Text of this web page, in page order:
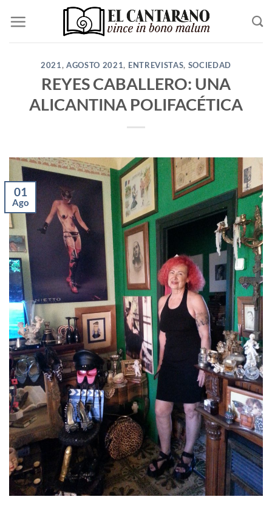
contenido
2021,AGOSTO 2021, ENTREVISTAS, SOCIEDAD
REYES CABALLERO: UNA
ALICANTINA POLIFACÉTICA
01
Ago